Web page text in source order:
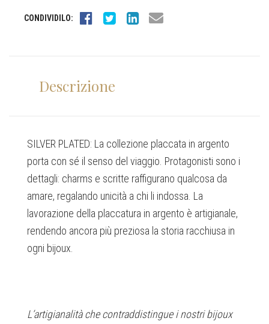
CONDIVIDILO:
Descrizione
SILVER PLATED: La collezione placcata in argento
porta con sé il senso del viaggio. Protagonisti sono i
dettagli: charms e scritte raffigurano qualcosa da
amare, regalando unicità a chi li indossa. La
lavorazione della placcatura in argento è artigianale,
rendendo ancora più preziosa la storia racchiusa in
ogni bijoux.
L’artigianalità che contraddistingue i nostri bijoux